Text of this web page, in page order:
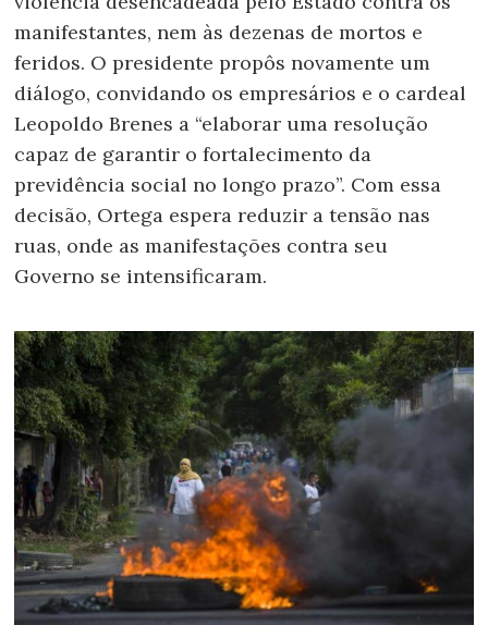
manifestantes, nem às dezenas de mortos e
feridos. O presidente propôs novamente um
diálogo, convidando os empresários e o cardeal
Leopoldo Brenes a “elaborar uma resolução
capaz de garantir o fortalecimento da
previdência social no longo prazo”. Com essa
decisão, Ortega espera reduzir a tensão nas
ruas, onde as manifestações contra seu
Governo se intensificaram.